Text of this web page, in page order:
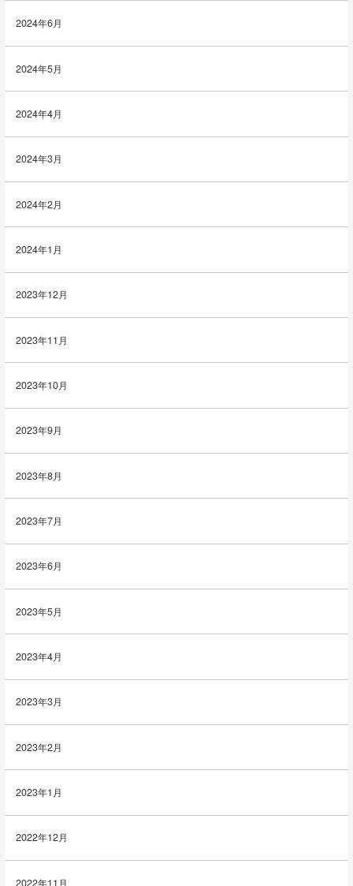
2024年6月
2024年5月
2024年4月
2024年3月
2024年2月
2024年1月
2023年12月
2023年11月
2023年10月
2023年9月
2023年8月
2023年7月
2023年6月
2023年5月
2023年4月
2023年3月
2023年2月
2023年1月
2022年12月
2022年11月